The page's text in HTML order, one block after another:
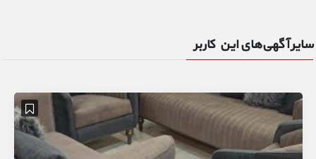
سایر آگهی‌های این کاربر